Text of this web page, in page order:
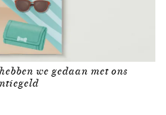
we gedaan met ons